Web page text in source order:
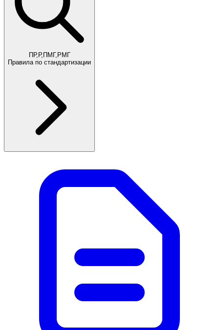
ПР,Р,ПМГ,РМГ
Правила по стандартизации